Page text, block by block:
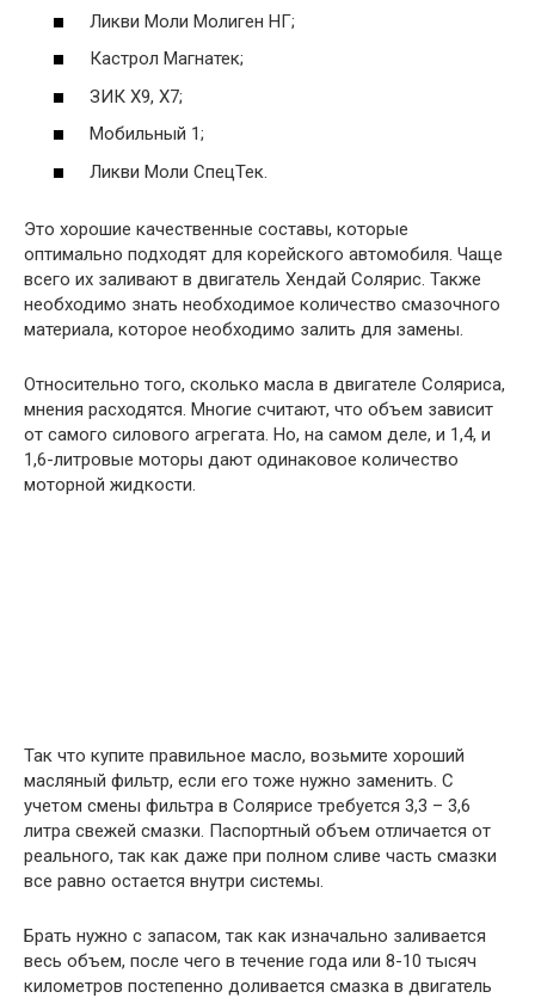
Ликви Моли Молиген НГ;
Кастрол Магнатек;
ЗИК Х9, Х7;
Мобильный 1;
Ликви Моли СпецТек.
Это хорошие качественные составы, которые
оптимально подходят для корейского автомобиля. Чаще
всего их заливают в двигатель Хендай Солярис. Также
необходимо знать необходимое количество смазочного
материала, которое необходимо залить для замены.
Относительно того, сколько масла в двигателе Соляриса,
мнения расходятся. Многие считают, что объем зависит
от самого силового агрегата. Но, на самом деле, и 1,4, и
1,6-литровые моторы дают одинаковое количество
моторной жидкости.
Так что купите правильное масло, возьмите хороший
масляный фильтр, если его тоже нужно заменить. С
учетом смены фильтра в Солярисе требуется 3,3 – 3,6
литра свежей смазки. Паспортный объем отличается от
реального, так как даже при полном сливе часть смазки
все равно остается внутри системы.
Брать нужно с запасом, так как изначально заливается
весь объем, после чего в течение года или 8-10 тысяч
километров постепенно доливается смазка в двигатель